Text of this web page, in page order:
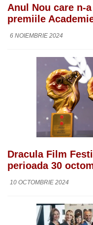
Anul Nou care n-
premiile
6 NOIEMBRIE 2024
Dracula Film
perioada 30
10 OCTOMBRIE 2024